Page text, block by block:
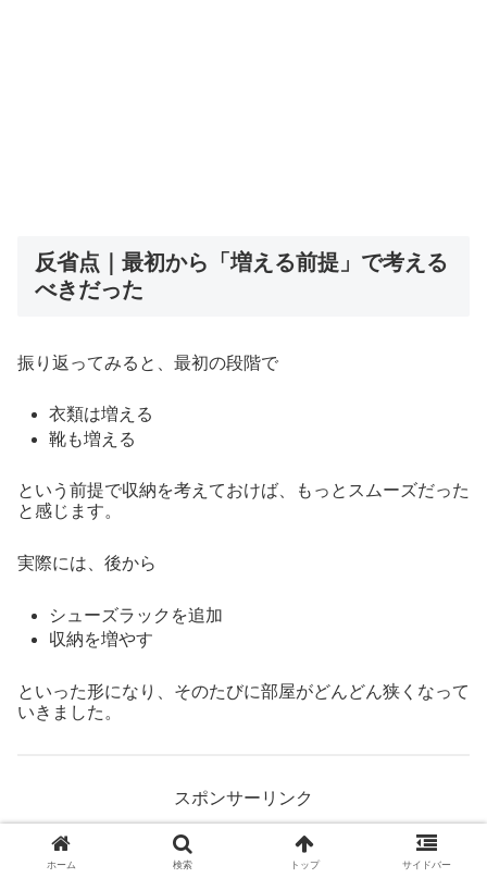
反省点｜最初から「増える前提」で考える
べきだった
振り返ってみると、最初の段階で
衣類は増える
靴も増える
という前提で収納を考えておけば、もっとスムーズだった
と感じます。
実際には、後から
シューズラックを追加
収納を増やす
といった形になり、そのたびに部屋がどんどん狭くなって
いきました。
スポンサーリンク
ホーム 検索 トップ サイドバー